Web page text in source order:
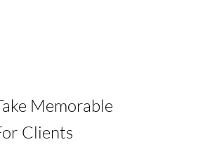
Memorable
Clients